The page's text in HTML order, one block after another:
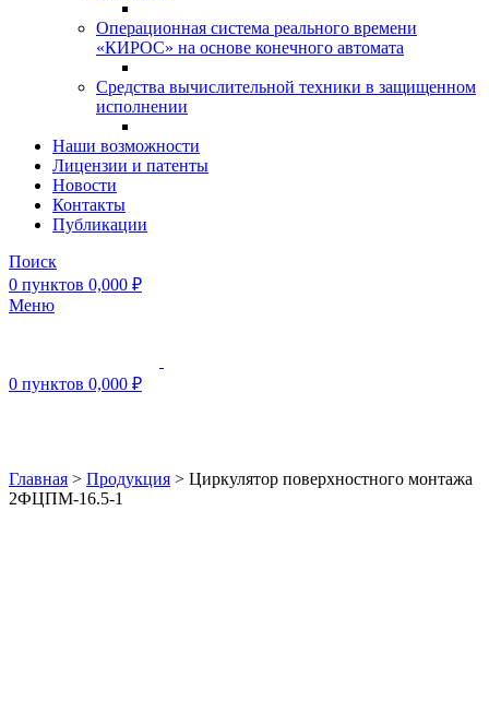
Операционная система реального времени
«КИРОС» на основе конечного автомата
Средства вычислительной техники в защищенном
исполнении
Наши возможности
Лицензии и патенты
Новости
Контакты
Публикации
Поиск
0 пунктов 0,000 ₽
Меню
0 пунктов 0,000 ₽
Главная > Продукция > Циркулятор поверхностного монтажа
2ФЦПМ-16.5-1